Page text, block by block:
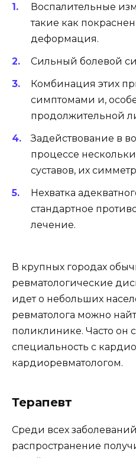
Воспалительные
такие как
деформация.
Сильный болевой
Комбинация этих
симптомами и,
продолжительной
Задействование в
процессе
суставов, их
Нехватка
стандартное
лечение.
В крупных городах
ревматологические
идет о небольших
ревматолога можно
поликлинике. Часто он
специальность с
кардиоревматологом.
Терапевт
Среди всех
распространение